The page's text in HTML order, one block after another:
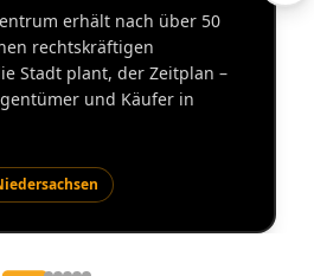
erhält nach über 50
rechtskräftigen
Stadt plant, der Zeitplan –
und Käufer in